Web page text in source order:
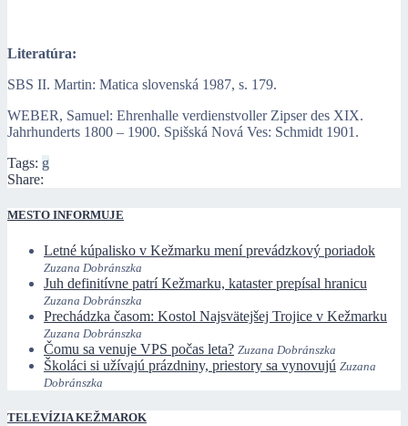
Literatúra:
SBS II. Martin: Matica slovenská 1987, s. 179.
WEBER, Samuel: Ehrenhalle verdienstvoller Zipser des XIX.
Jahrhunderts 1800 – 1900. Spišská Nová Ves: Schmidt 1901.
Tags: g
Share:
MESTO INFORMUJE
Letné kúpalisko v Kežmarku mení prevádzkový poriadok
Zuzana Dobránszka
Juh definitívne patrí Kežmarku, kataster prepísal hranicu
Zuzana Dobránszka
Prechádzka časom: Kostol Najsvätejšej Trojice v Kežmarku
Zuzana Dobránszka
Čomu sa venuje VPS počas leta? Zuzana Dobránszka
Školáci si užívajú prázdniny, priestory sa vynovujú Zuzana
Dobránszka
TELEVÍZIA KEŽMAROK